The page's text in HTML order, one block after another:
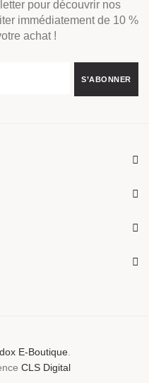
pour découvrir nos
immédiatement de 10 %
achat !
E-Boutique
CLS Digital